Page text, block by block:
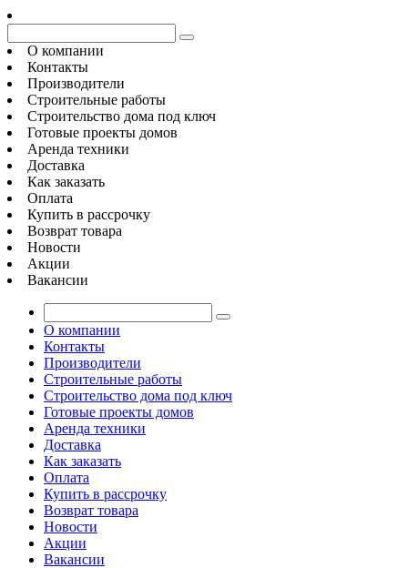
О компании
Контакты
Производители
Строительные работы
Строительство дома под ключ
Готовые проекты домов
Аренда техники
Доставка
Как заказать
Оплата
Купить в рассрочку
Возврат товара
Новости
Акции
Вакансии
О компании
Контакты
Производители
Строительные работы
Строительство дома под ключ
Готовые проекты домов
Аренда техники
Доставка
Как заказать
Оплата
Купить в рассрочку
Возврат товара
Новости
Акции
Вакансии